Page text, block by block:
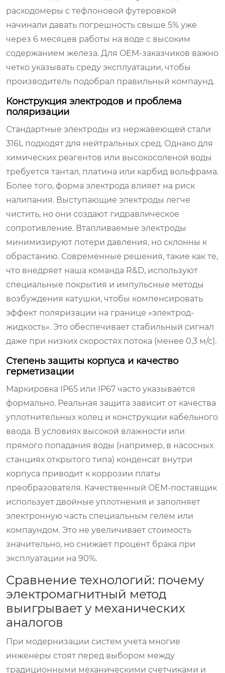
расходомеры с тефлоновой футеровкой
начинали давать погрешность свыше 5% уже
через 6 месяцев работы на воде с высоким
содержанием железа. Для OEM-заказчиков важно
четко указывать среду эксплуатации, чтобы
производитель подобрал правильный компаунд.
Конструкция электродов и проблема
поляризации
Стандартные электроды из нержавеющей стали
316L подходят для нейтральных сред. Однако для
химических реагентов или высокосоленой воды
требуется тантал, платина или карбид вольфрама.
Более того, форма электрода влияет на риск
налипания. Выступающие электроды легче
чистить, но они создают гидравлическое
сопротивление. Втапливаемые электроды
минимизируют потери давления, но склонны к
обрастанию. Современные решения, такие как те,
что внедряет наша команда R&D, используют
специальные покрытия и импульсные методы
возбуждения катушки, чтобы компенсировать
эффект поляризации на границе «электрод-
жидкость». Это обеспечивает стабильный сигнал
даже при низких скоростях потока (менее 0,3 м/с).
Степень защиты корпуса и качество
герметизации
Маркировка IP65 или IP67 часто указывается
формально. Реальная защита зависит от качества
уплотнительных колец и конструкции кабельного
ввода. В условиях высокой влажности или
прямого попадания воды (например, в насосных
станциях открытого типа) конденсат внутри
корпуса приводит к коррозии платы
преобразователя. Качественный OEM-поставщик
использует двойные уплотнения и заполняет
электронную часть специальным гелем или
компаундом. Это не увеличивает стоимость
значительно, но снижает процент брака при
эксплуатации на 90%.
Сравнение технологий: почему
электромагнитный метод
выигрывает у механических
аналогов
При модернизации систем учета многие
инженеры стоят перед выбором между
традиционными механическими счетчиками и